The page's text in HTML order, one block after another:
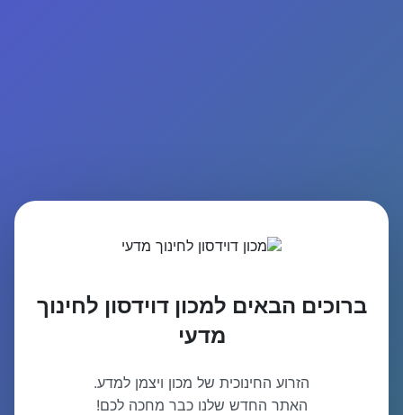
ברוכים הבאים למכון דוידסון לחינוך
מדעי
הזרוע החינוכית של מכון ויצמן למדע.
האתר החדש שלנו כבר מחכה לכם!